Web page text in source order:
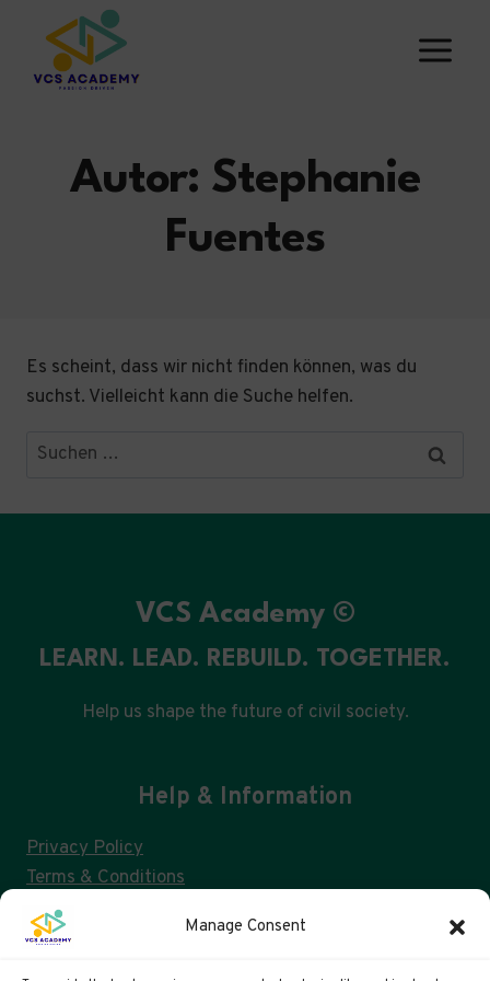
Manage Consent
springen
Autor: Stephanie
Fuentes
Es scheint, dass wir nicht finden können, was du
suchst. Vielleicht kann die Suche helfen.
Suchen
VCS Academy ©
LEARN. LEAD. REBUILD. TOGETHER.
Help us shape the future of civil society.
Help & Information
Privacy Policy
Terms & Conditions
Consent Management & GDPR
FAQs